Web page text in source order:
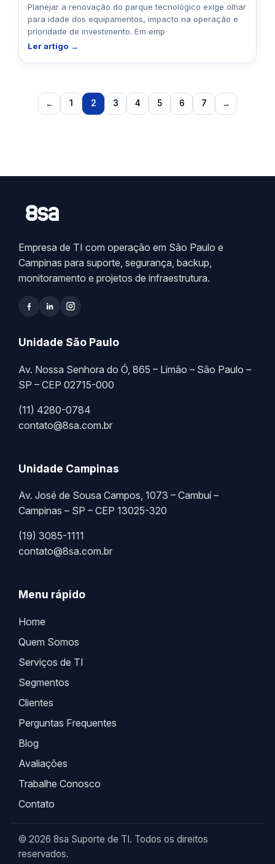
Planejar a renovação do parque tecnológico exige olhar
para idade dos equipamentos, impacto na operação e
prioridade de investimento. Em emp
Ler artigo →
← 1 2 3 4 5 6 7 →
Empresa de TI com operação em São Paulo e
Campinas para suporte, segurança, backup,
monitoramento e projetos de infraestrutura.
Unidade São Paulo
Av. Nossa Senhora do Ó, 865 – Limão – São Paulo –
SP – CEP 02715-000
(11) 4280-0784
contato@8sa.com.br
Unidade Campinas
Av. José de Sousa Campos, 1073 – Cambuí –
Campinas – SP – CEP 13025-320
(19) 3085-1111
contato@8sa.com.br
Menu rápido
Home
Quem Somos
Serviços de TI
Segmentos
Clientes
Perguntas Frequentes
Blog
Avaliações
Trabalhe Conosco
Contato
© 2026 8sa Suporte de TI. Todos os direitos
reservados.